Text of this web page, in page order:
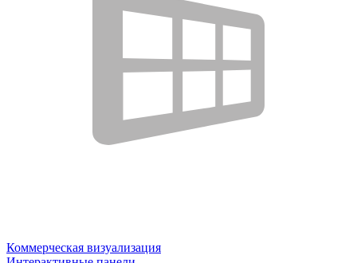
Коммерческая визуализация